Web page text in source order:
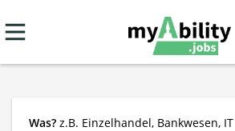
Was? z.B. Einzelhandel, Bankwesen, IT